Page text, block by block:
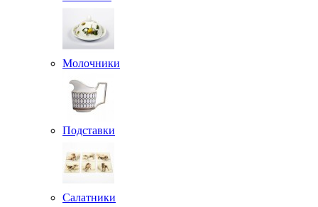
Молочники
Подставки
Салатники